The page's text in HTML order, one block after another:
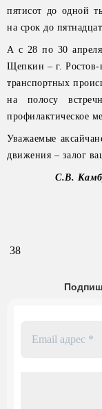
пятисот до одной
на срок до
А с 28 по 30
Щепкин – г.
транспортных
на полосу
профилактическое
Уважаемые
движения – залог
С.В.
38